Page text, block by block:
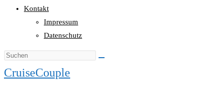
Kontakt
Impressum
Datenschutz
CruiseCouple